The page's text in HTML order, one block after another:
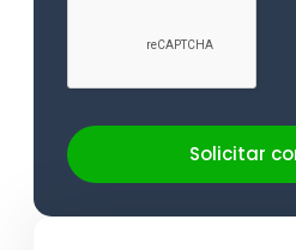
Solicitar